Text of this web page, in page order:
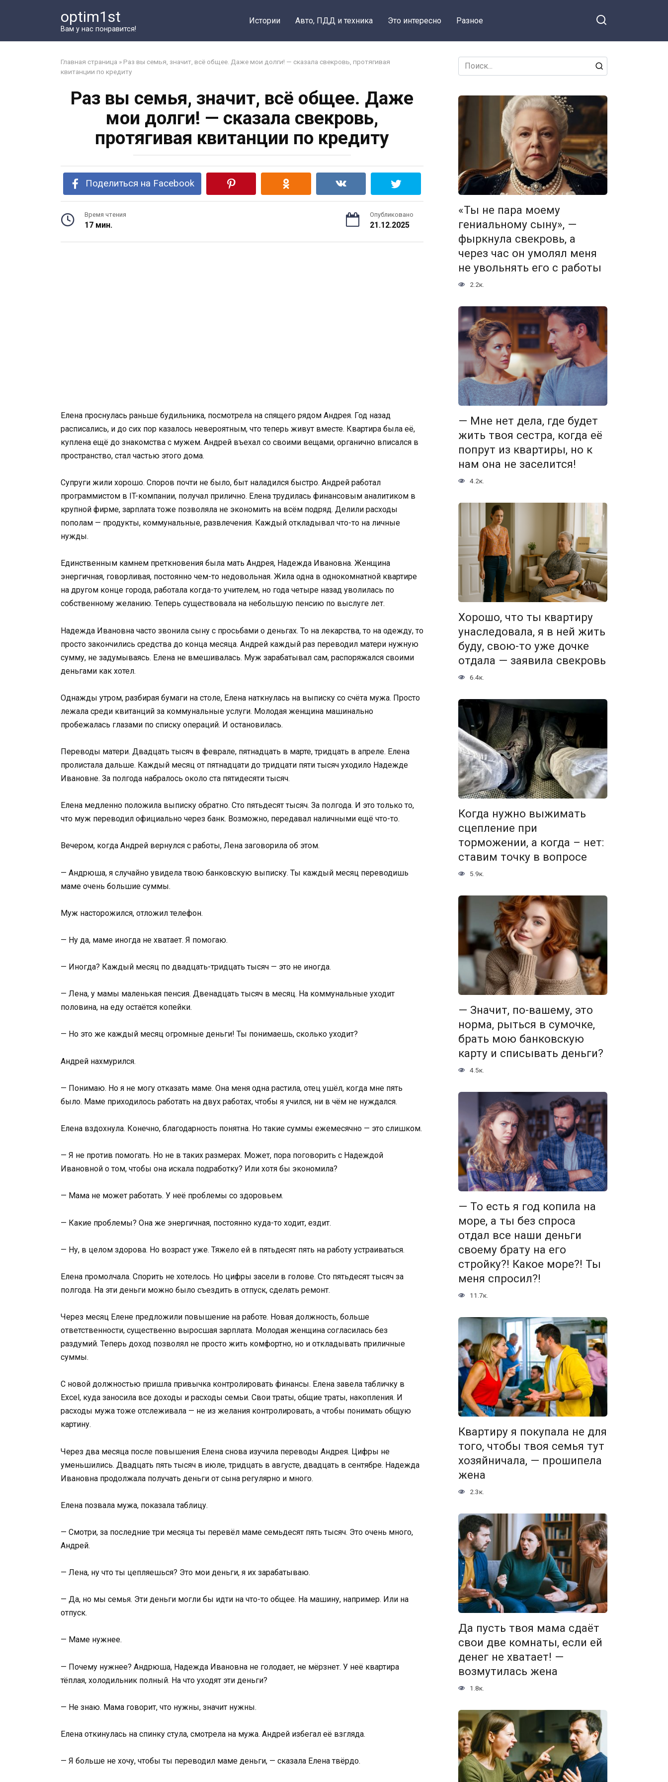
optim1st
Вам у нас понравится!
Истории Авто, ПДД и техника Это интересно Разное
Главная страница » Раз вы семья, значит, всё общее. Даже мои долги! — сказала свекровь, протягивая
квитанции по кредиту
Раз вы семья, значит, всё общее. Даже
мои долги! — сказала свекровь,
протягивая квитанции по кредиту
Поделиться на Facebook
Время чтения
17 мин.
Опубликовано
21.12.2025
Елена проснулась раньше будильника, посмотрела на спящего рядом Андрея. Год назад
расписались, и до сих пор казалось невероятным, что теперь живут вместе. Квартира была её,
куплена ещё до знакомства с мужем. Андрей въехал со своими вещами, органично вписался в
пространство, стал частью этого дома.
Супруги жили хорошо. Споров почти не было, быт наладился быстро. Андрей работал
программистом в IT-компании, получал прилично. Елена трудилась финансовым аналитиком в
крупной фирме, зарплата тоже позволяла не экономить на всём подряд. Делили расходы
пополам — продукты, коммунальные, развлечения. Каждый откладывал что-то на личные
нужды.
Единственным камнем преткновения была мать Андрея, Надежда Ивановна. Женщина
энергичная, говорливая, постоянно чем-то недовольная. Жила одна в однокомнатной квартире
на другом конце города, работала когда-то учителем, но года четыре назад уволилась по
собственному желанию. Теперь существовала на небольшую пенсию по выслуге лет.
Надежда Ивановна часто звонила сыну с просьбами о деньгах. То на лекарства, то на одежду, то
просто закончились средства до конца месяца. Андрей каждый раз переводил матери нужную
сумму, не задумываясь. Елена не вмешивалась. Муж зарабатывал сам, распоряжался своими
деньгами как хотел.
Однажды утром, разбирая бумаги на столе, Елена наткнулась на выписку со счёта мужа. Просто
лежала среди квитанций за коммунальные услуги. Молодая женщина машинально
пробежалась глазами по списку операций. И остановилась.
Переводы матери. Двадцать тысяч в феврале, пятнадцать в марте, тридцать в апреле. Елена
пролистала дальше. Каждый месяц от пятнадцати до тридцати пяти тысяч уходило Надежде
Ивановне. За полгода набралось около ста пятидесяти тысяч.
Елена медленно положила выписку обратно. Сто пятьдесят тысяч. За полгода. И это только то,
что муж переводил официально через банк. Возможно, передавал наличными ещё что-то.
Вечером, когда Андрей вернулся с работы, Лена заговорила об этом.
— Андрюша, я случайно увидела твою банковскую выписку. Ты каждый месяц переводишь
маме очень большие суммы.
Муж насторожился, отложил телефон.
— Ну да, маме иногда не хватает. Я помогаю.
— Иногда? Каждый месяц по двадцать-тридцать тысяч — это не иногда.
— Лена, у мамы маленькая пенсия. Двенадцать тысяч в месяц. На коммунальные уходит
половина, на еду остаётся копейки.
— Но это же каждый месяц огромные деньги! Ты понимаешь, сколько уходит?
Андрей нахмурился.
— Понимаю. Но я не могу отказать маме. Она меня одна растила, отец ушёл, когда мне пять
было. Маме приходилось работать на двух работах, чтобы я учился, ни в чём не нуждался.
Елена вздохнула. Конечно, благодарность понятна. Но такие суммы ежемесячно — это слишком.
— Я не против помогать. Но не в таких размерах. Может, пора поговорить с Надеждой
Ивановной о том, чтобы она искала подработку? Или хотя бы экономила?
— Мама не может работать. У неё проблемы со здоровьем.
— Какие проблемы? Она же энергичная, постоянно куда-то ходит, ездит.
— Ну, в целом здорова. Но возраст уже. Тяжело ей в пятьдесят пять на работу устраиваться.
Елена промолчала. Спорить не хотелось. Но цифры засели в голове. Сто пятьдесят тысяч за
полгода. На эти деньги можно было съездить в отпуск, сделать ремонт.
Через месяц Елене предложили повышение на работе. Новая должность, больше
ответственности, существенно выросшая зарплата. Молодая женщина согласилась без
раздумий. Теперь доход позволял не просто жить комфортно, но и откладывать приличные
суммы.
С новой должностью пришла привычка контролировать финансы. Елена завела табличку в
Excel, куда заносила все доходы и расходы семьи. Свои траты, общие траты, накопления. И
расходы мужа тоже отслеживала — не из желания контролировать, а чтобы понимать общую
картину.
Через два месяца после повышения Елена снова изучила переводы Андрея. Цифры не
уменьшились. Двадцать пять тысяч в июле, тридцать в августе, двадцать в сентябре. Надежда
Ивановна продолжала получать деньги от сына регулярно и много.
Елена позвала мужа, показала таблицу.
— Смотри, за последние три месяца ты перевёл маме семьдесят пять тысяч. Это очень много,
Андрей.
— Лена, ну что ты цепляешься? Это мои деньги, я их зарабатываю.
— Да, но мы семья. Эти деньги могли бы идти на что-то общее. На машину, например. Или на
отпуск.
— Маме нужнее.
— Почему нужнее? Андрюша, Надежда Ивановна не голодает, не мёрзнет. У неё квартира
тёплая, холодильник полный. На что уходят эти деньги?
— Не знаю. Мама говорит, что нужны, значит нужны.
Елена откинулась на спинку стула, смотрела на мужа. Андрей избегал её взгляда.
— Я больше не хочу, чтобы ты переводил маме деньги, — сказала Елена твёрдо.
Search
for:
«Ты не пара моему
гениальному сыну», —
фыркнула свекровь, а
через час он умолял меня
не увольнять его с работы
2.2к.
— Мне нет дела, где будет
жить твоя сестра, когда её
попрут из квартиры, но к
нам она не заселится!
4.2к.
Хорошо, что ты квартиру
унаследовала, я в ней жить
буду, свою-то уже дочке
отдала — заявила свекровь
6.4к.
Когда нужно выжимать
сцепление при
торможении, а когда – нет:
ставим точку в вопросе
5.9к.
— Значит, по-вашему, это
норма, рыться в сумочке,
брать мою банковскую
карту и списывать деньги?
4.5к.
— То есть я год копила на
море, а ты без спроса
отдал все наши деньги
своему брату на его
стройку?! Какое море?! Ты
меня спросил?!
11.7к.
Квартиру я покупала не для
того, чтобы твоя семья тут
хозяйничала, — прошипела
жена
2.3к.
Да пусть твоя мама сдаёт
свои две комнаты, если ей
денег не хватает! —
возмутилась жена
1.8к.